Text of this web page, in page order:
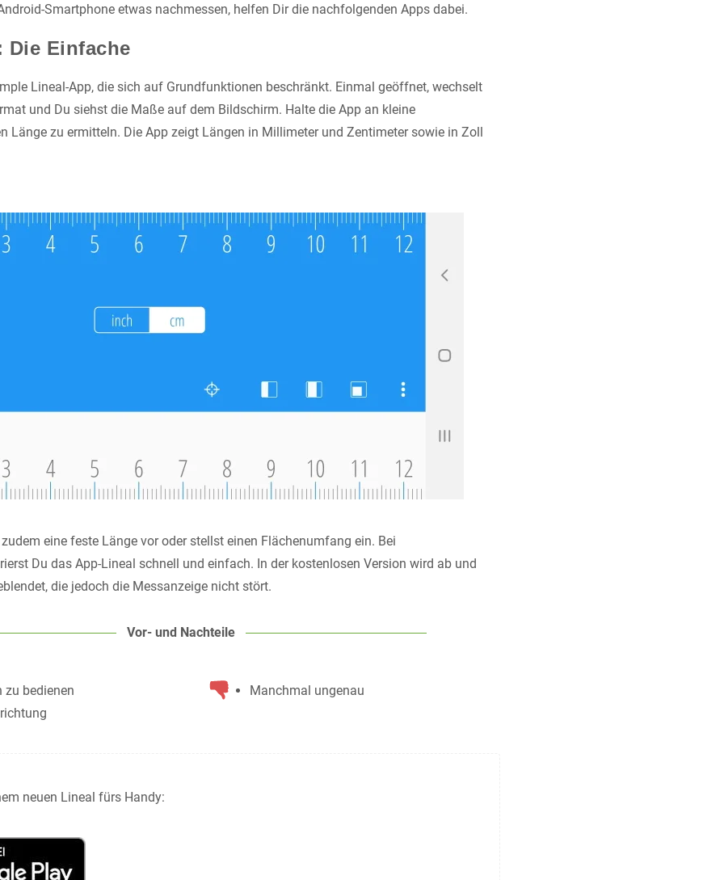
Smartphone etwas nachmessen, helfen Dir die nachfolgenden Apps dabei.
Die Einfache
Lineal-App, die sich auf Grundfunktionen beschränkt. Einmal geöffnet, wechselt
und Du siehst die Maße auf dem Bildschirm. Halte die App an kleine
Länge zu ermitteln. Die App zeigt Längen in Millimeter und Zentimeter sowie in Zoll
eine feste Länge vor oder stellst einen Flächenumfang ein. Bei
Du das App-Lineal schnell und einfach. In der kostenlosen Version wird ab und
die jedoch die Messanzeige nicht stört.
Vor- und Nachteile
zu bedienen
Manchmal ungenau
neuen Lineal fürs Handy: